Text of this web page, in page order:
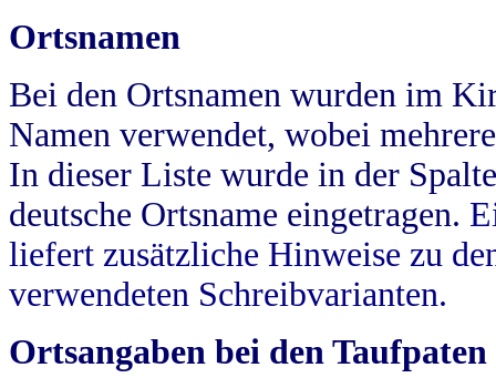
Ortsnamen
Bei den Ortsnamen wurden im
Namen verwendet, wobei
In dieser Liste wurde in der
deutsche Ortsname eingetragen.
liefert zusätzliche Hinweise zu
verwendeten Schreibvarianten.
Ortsangaben bei den Taufpaten